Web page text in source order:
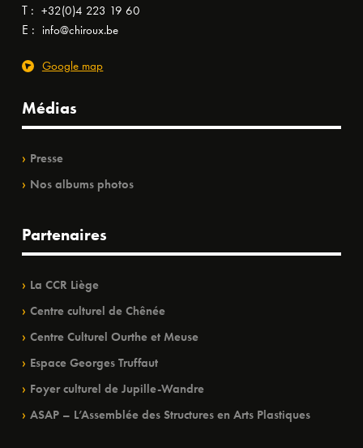
T : +32(0)4 223 19 60
E : info@chiroux.be
Google map
Médias
Presse
Nos albums photos
Partenaires
La CCR Liège
Centre culturel de Chênée
Centre Culturel Ourthe et Meuse
Espace Georges Truffaut
Foyer culturel de Jupille-Wandre
ASAP – L’Assemblée des Structures en Arts Plastiques